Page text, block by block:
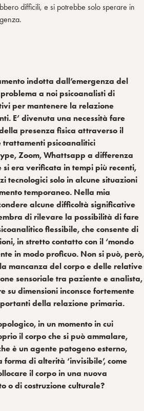
difficili, e si potrebbe solo sperare in
indotta dall’emergenza del
a noi psicoanalisti di
per mantenere la relazione
E’ divenuta una necessità fare
presenza fisica attraverso il
trattamenti psicoanalitici
Zoom, Whattsapp a differenza
si era verificata in tempi più recenti,
tecnologici solo in alcune situazioni
temporaneo. Nella mia
alcune difficoltà significative
di rilevare la possibilità di fare
flessibile, che consente di
in stretto contatto con il ‘mondo
in modo proficuo. Non si può, però,
mancanza del corpo e delle relative
sensoriale tra paziente e analista,
su dimensioni inconsce fortemente
della relazione primaria.
in un momento in cui
il corpo che si può ammalare,
è un agente patogeno esterno,
forma di alterità ‘invisibile’, come
il corpo in una nuova
o di costruzione culturale?